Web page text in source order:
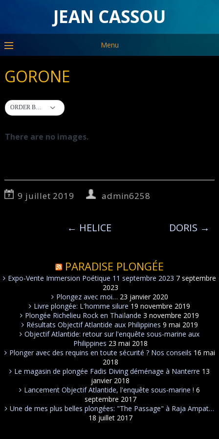
JEAN CASSOU
Menu
GORONE
ORDER BY DEFAULT
There are no images.
9 juillet 2019 admin6258
← HELICE DORIS →
PARADISE PLONGÉE
Expo-Vente Immersion Poétique 11 septembre 2023 7 septembre
2023
Plongez avec moi… 23 janvier 2020
Livre plongée: L'homme silure 19 novembre 2019
Plongée Richelieu Rock en Thaïlande 3 novembre 2019
Résultats Objectif Atlantide aux Philippines 9 mai 2019
Objectif Atlantide: retour sur l'enquête sous-marine aux
Philippines 23 mai 2018
Plonger avec des requins en toute sécurité ? Nos conseils 16 mai
2018
Le magasin de plongée Fadis Diving déménage à Nanterre 13
janvier 2018
Lancement Objectif Atlantide, l'enquête sous-marine ! 6
septembre 2017
Une de mes plus belles plongées: "The Passage" à Raja Ampat…
18 juillet 2017